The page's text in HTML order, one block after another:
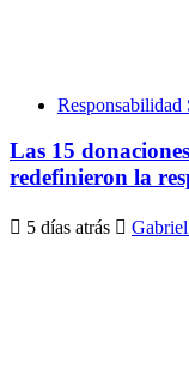
Responsabilidad
Las 15
redefinieron la
5 días atrás